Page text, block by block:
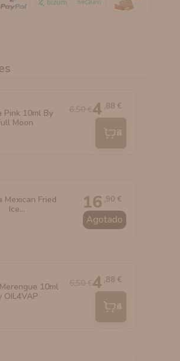
Pink 10ml By
Moon
4 ,88 €
Añadir
Mexican Fried
Ice...
16 ,90 €
Agotado
10ml
OIL4VAP
4 ,88 €
Añadir